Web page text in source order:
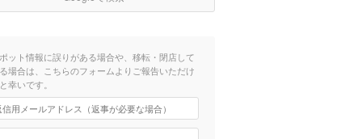
ット情報に誤りがある場合や、移転・閉店して
場合は、こちらのフォームよりご報告いただけ
幸いです。